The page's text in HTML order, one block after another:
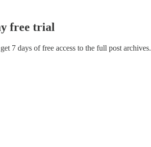
free trial
7 days of free access to the full post archives.